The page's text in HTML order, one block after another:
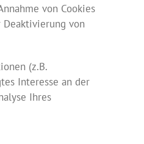
von Cookies
von
(z.B.
Interesse an der
Ihres